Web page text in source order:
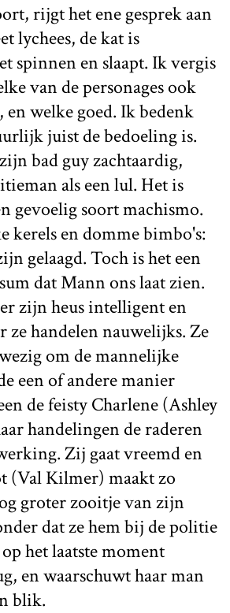
rijgt het ene gesprek aan
lychees, de kat is
spinnen en slaapt. Ik vergis
van de personages ook
en welke goed. Ik bedenk
juist de bedoeling is.
bad guy zachtaardig,
als een lul. Het is
gevoelig soort machismo.
kerels en domme bimbo's:
gelaagd. Toch is het een
dat Mann ons laat zien.
zijn heus intelligent en
ze handelen nauwelijks. Ze
om de mannelijke
een of andere manier
de feisty Charlene (Ashley
handelingen de raderen
Zij gaat vreemd en
(Val Kilmer) maakt zo
groter zooitje van zijn
dat ze hem bij de politie
het laatste moment
en waarschuwt haar man
blik.